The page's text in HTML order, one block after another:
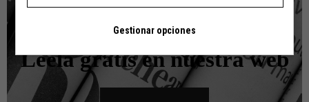
Léela gratis en nuestra web
Gestionar opciones